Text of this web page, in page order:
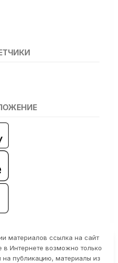
материалов ссылка на сайт
в Интернете возможно только
на публикацию, материалы из